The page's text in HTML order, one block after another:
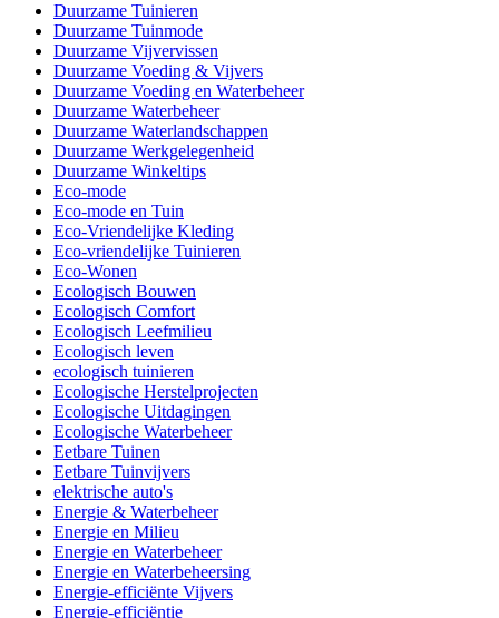
Duurzame Tuinieren
Duurzame Tuinmode
Duurzame Vijvervissen
Duurzame Voeding & Vijvers
Duurzame Voeding en Waterbeheer
Duurzame Waterbeheer
Duurzame Waterlandschappen
Duurzame Werkgelegenheid
Duurzame Winkeltips
Eco-mode
Eco-mode en Tuin
Eco-Vriendelijke Kleding
Eco-vriendelijke Tuinieren
Eco-Wonen
Ecologisch Bouwen
Ecologisch Comfort
Ecologisch Leefmilieu
Ecologisch leven
ecologisch tuinieren
Ecologische Herstelprojecten
Ecologische Uitdagingen
Ecologische Waterbeheer
Eetbare Tuinen
Eetbare Tuinvijvers
elektrische auto's
Energie & Waterbeheer
Energie en Milieu
Energie en Waterbeheer
Energie en Waterbeheersing
Energie-efficiënte Vijvers
Energie-efficiëntie